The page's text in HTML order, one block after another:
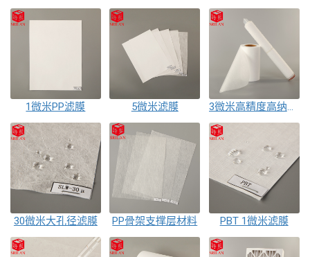
1微米PP滤膜 5微米滤膜
30微米大孔径滤膜 PP骨架支撑层材料 PBT 1微米滤膜